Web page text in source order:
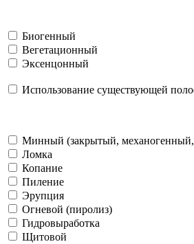
Биогенный
Вегетационный
Эксенцонный
Использование существующей
Минный (закрытый,
Ломка
Копание
Пиление
Эрупция
Огневой (пиролиз)
Гидровыработка
Щитовой